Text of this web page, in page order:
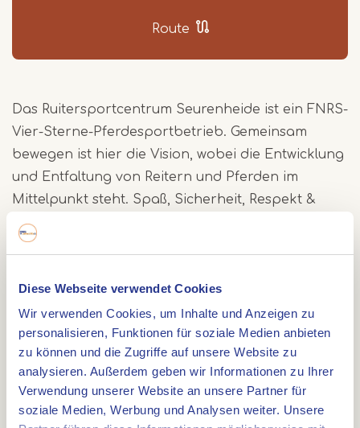
Diese Webseite verwendet Cookies
Wir verwenden Cookies, um Inhalte und Anzeigen zu
personalisieren, Funktionen für soziale Medien anbieten
zu können und die Zugriffe auf unsere Website zu
analysieren. Außerdem geben wir Informationen zu Ihrer
Verwendung unserer Website an unsere Partner für
soziale Medien, Werbung und Analysen weiter. Unsere
Route
Das Ruitersportcentrum Seurenheide ist ein FNRS-
Vier-Sterne-Pferdesportbetrieb. Gemeinsam
bewegen ist hier die Vision, wobei die Entwicklung
und Entfaltung von Reitern und Pferden im
Mittelpunkt steht. Spaß, Sicherheit, Respekt &
Wohlbefinden und Leidenschaft sind wichtige
Schwerpunkte in ihrem Unternehmen.
verschiedenen Geschäftszweigen: Reitschule,
Pension und Springstall. Innerhalb der Sparte
Reitsportzentrum bieten sie verschiedene
Spezialisierungen an. Nämlich: